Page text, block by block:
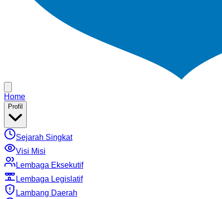
Home
Profil
Sejarah Singkat
Visi Misi
Lembaga Eksekutif
Lembaga Legislatif
Lambang Daerah